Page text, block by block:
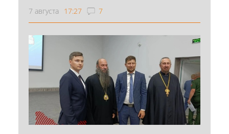
7 августа 17:27 7